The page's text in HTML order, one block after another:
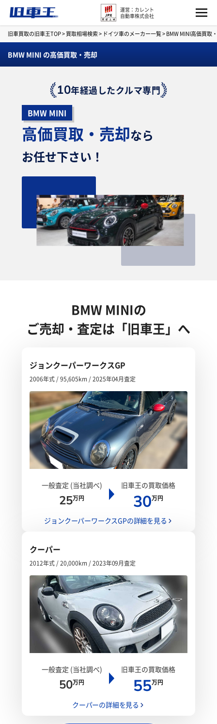
運営：カレント
自動車株式会社
旧車買取の旧車王TOP>買取相場検索> ドイツ車のメーカー一覧>BMW MINI高価買取
BMW MINI の高価買取・売却
10年経過したクルマ専門
BMW MINI
高価買取・売却なら
お任せ下さい！
BMW MINIの
ご売却・査定は「旧車王」へ
ジョンクーパーワークスGP
2006年式 / 95,605km / 2025年04月査定
一般査定 (当社調べ)
25万円
旧車王の買取価格
30万円
ジョンクーパーワークスGPの詳細を見る
クーパー
2012年式 / 20,000km / 2023年09月査定
一般査定 (当社調べ)
50万円
旧車王の買取価格
55万円
クーパーの詳細を見る